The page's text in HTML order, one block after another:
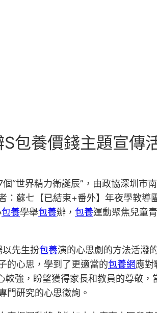
包養價錢主題宣傳
“世界精力衛誕辰”，由政協深圳市
：蘇七【已結束+番外】年夜學教導
包養學舉包養辦， 包養運動聚焦兒童
先生扮包養演的心思劇的方法活潑
的心思，學到了更適當的包養網應對
強，盼望獲得家長和教員的尊敬，
門研究的心思徵詢。